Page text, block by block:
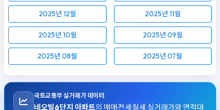
2025년 12월 2025년 11월
2025년 10월 2025년 09월
2025년 08월 2025년 07월
국토교통부 실거래가 데이터
네오빌6단지 아파트의 매매·전세·월세 실거래가와 면적대